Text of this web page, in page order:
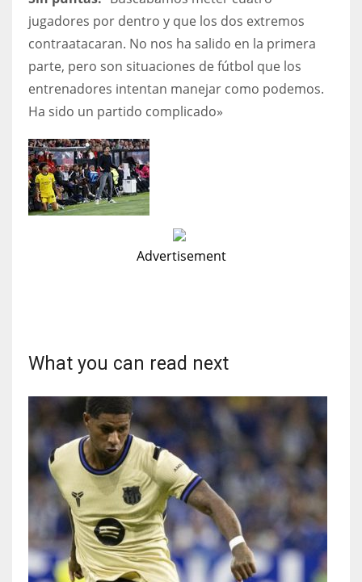
jugadores por dentro y que los dos extremos
contraatacaran. No nos ha salido en la primera
parte, pero son situaciones de fútbol que los
entrenadores intentan manejar como podemos.
Ha sido un partido complicado»
Advertisement
What you can read next